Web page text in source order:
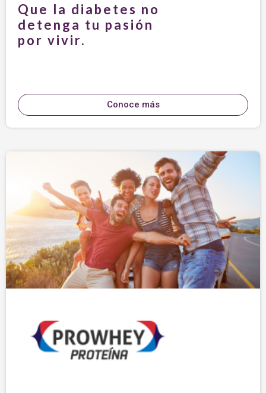
Que la diabetes no
detenga tu pasión
por vivir.
Conoce más